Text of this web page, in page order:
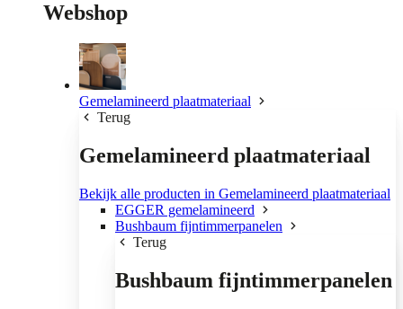
Webshop
Gemelamineerd plaatmateriaal
Terug
Gemelamineerd plaatmateriaal
Bekijk alle producten in Gemelamineerd plaatmateriaal
EGGER gemelamineerd
Bushbaum fijntimmerpanelen
Terug
Bushbaum fijntimmerpanelen